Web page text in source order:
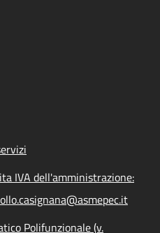
IVA dell'amministrazione:
Polifunzionale (v.